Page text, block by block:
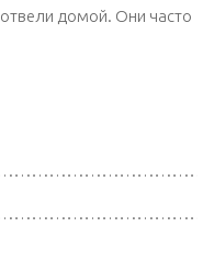
домой. Они часто